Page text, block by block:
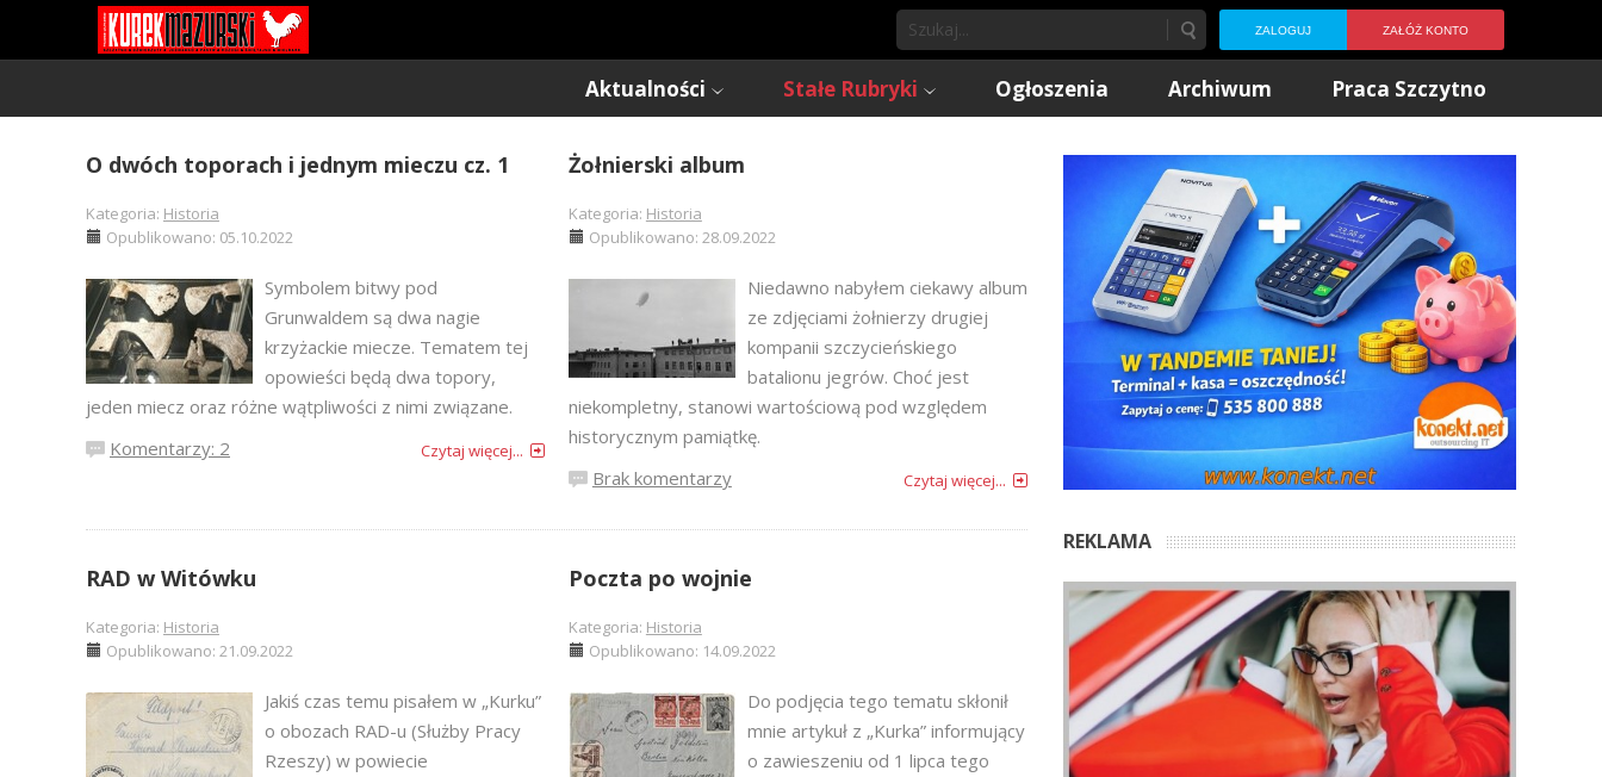
ZALOGUJ ZAŁÓŻ KONTO
Aktualności Stałe Rubryki Ogłoszenia Archiwum Praca Szczytno
O dwóch toporach i jednym mieczu cz. 1
Kategoria: Historia
Opublikowano: 05.10.2022
Symbolem bitwy pod
Grunwaldem są dwa nagie
krzyżackie miecze. Tematem tej
opowieści będą dwa topory,
jeden miecz oraz różne wątpliwości z nimi związane.
Komentarzy: 2
Czytaj więcej...
Żołnierski album
Kategoria: Historia
Opublikowano: 28.09.2022
Niedawno nabyłem ciekawy album
ze zdjęciami żołnierzy drugiej
kompanii szczycieńskiego
batalionu jegrów. Choć jest
niekompletny, stanowi wartościową pod względem
historycznym pamiątkę.
Brak komentarzy
Czytaj więcej...
RAD w Witówku
Kategoria: Historia
Opublikowano: 21.09.2022
Jakiś czas temu pisałem w „Kurku”
o obozach RAD-u (Służby Pracy
Rzeszy) w powiecie
Poczta po wojnie
Kategoria: Historia
Opublikowano: 14.09.2022
Do podjęcia tego tematu skłonił
mnie artykuł z „Kurka” informujący
o zawieszeniu od 1 lipca tego
REKLAMA